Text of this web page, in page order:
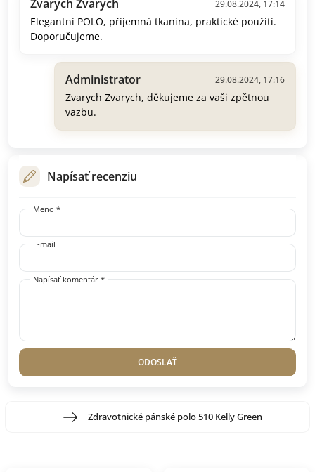
Zvarych Zvarych 29.08.2024, 17:14
Elegantní POLO, příjemná tkanina, praktické použití.
Doporučujeme.
Administrator 29.08.2024, 17:16
Zvarych Zvarych, děkujeme za vaši zpětnou
vazbu.
Napísať recenziu
Meno *
E-mail
Napísať komentár *
ODOSLAŤ
Zdravotnické pánské polo 510 Kelly Green